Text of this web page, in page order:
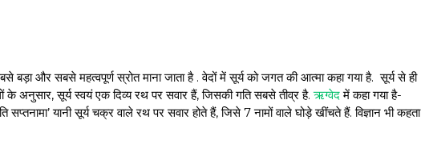
बड़ा और सबसे महत्वपूर्ण स्रोत माना जाता है . वेदों में सूर्य को जगत की आत्मा कहा गया है. सूर्य से ही
के अनुसार, सूर्य स्‍वयं एक दिव्‍य रथ पर सवार हैं, जिसकी गति सबसे तीव्र है.ऋग्वेदमें कहा गया है-
यानी सूर्य चक्र वाले रथ पर सवार होते हैं, जिसे 7 नामों वाले घोड़े खींचते हैं. विज्ञान भी कहता